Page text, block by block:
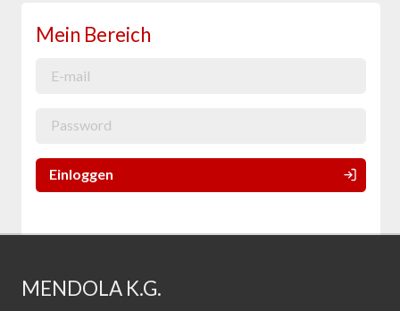
Mein Bereich
Einloggen
MENDOLA K.G.